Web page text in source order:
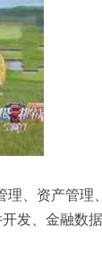
理、资产管
发、金融数